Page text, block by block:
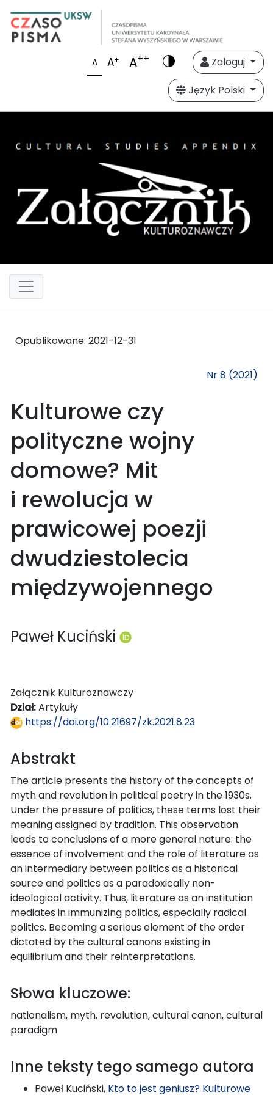
A A+ A++
Zaloguj
Język Polski
Opublikowane: 2021-12-31
Nr 8 (2021)
Kulturowe czy
polityczne wojny
domowe? Mit
i rewolucja w
prawicowej poezji
dwudziestolecia
międzywojennego
Paweł Kuciński
Załącznik Kulturoznawczy
Dział:Artykuły
https://doi.org/10.21697/zk.2021.8.23
Abstrakt
The article presents the history of the concepts of
myth and revolution in political poetry in the 1930s.
Under the pressure of politics, these terms lost their
meaning assigned by tradition. This observation
leads to conclusions of a more general nature: the
essence of involvement and the role of literature as
an intermediary between politics as a historical
source and politics as a paradoxically non-
ideological activity. Thus, literature as an institution
mediates in immunizing politics, especially radical
politics. Becoming a serious element of the order
dictated by the cultural canons existing in
equilibrium and their reinterpretations.
Słowa kluczowe:
nationalism, myth, revolution, cultural canon, cultural
paradigm
Inne teksty tego samego autora
Paweł Kuciński, Kto to jest geniusz? Kulturowe